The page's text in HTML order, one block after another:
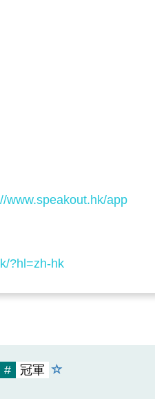
www.speakout.hk/app
?hl=zh-hk
# 冠軍